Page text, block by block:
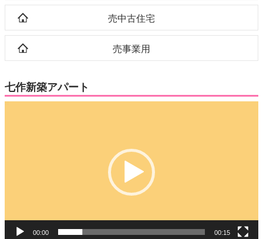
売中古住宅
売事業用
七作新築アパート
00:00 00:15